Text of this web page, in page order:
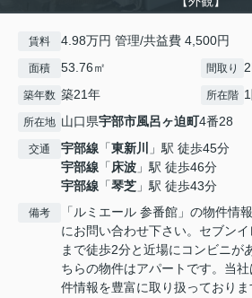
賃料 4.98万円 管理/共益費 4,500円
面積 53.76㎡ 間取り
築年数 築21年 所在階
所在地 山口県宇部市風呂ヶ迫町4番28
交通 宇部線 「東新川
」駅 徒歩45分
宇部線 「床波 」駅 徒歩46分
宇部線 「琴芝 」駅 徒歩43分
備考
「ルミエール 参番館」の物件情
にお問い合わせ下さい。セブン
まで徒歩2分と近場にコンビニが
ちらの物件はアパートです。当
件情報を豊富に取り扱っており